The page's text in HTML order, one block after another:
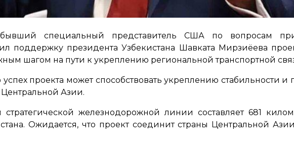
специальный представитель США по вопросам
поддержку президента Узбекистана Шавката Мирзиёева
шагом на пути к укреплению региональной транспортной
успех проекта может способствовать укреплению стабильности
Центральной Азии.
стратегической железнодорожной линии составляет 681
Ожидается, что проект соединит страны Центральной